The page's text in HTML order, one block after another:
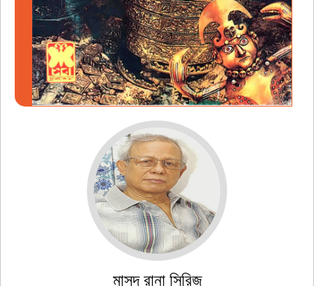
মাসুদ রানা সিরিজ